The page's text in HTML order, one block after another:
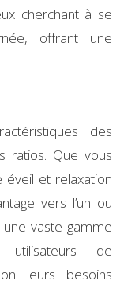
cherchant à se
offrant une
des
ratios. Que vous
éveil et relaxation
vers l’un ou
vaste gamme
utilisateurs de
leurs besoins